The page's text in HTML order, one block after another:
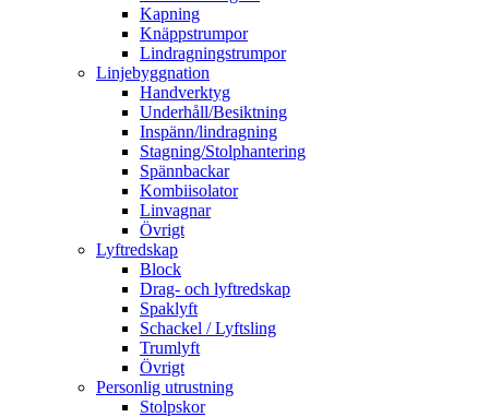
Kapning
Knäppstrumpor
Lindragningstrumpor
Linjebyggnation
Handverktyg
Underhåll/Besiktning
Inspänn/lindragning
Stagning/Stolphantering
Spännbackar
Kombiisolator
Linvagnar
Övrigt
Lyftredskap
Block
Drag- och lyftredskap
Spaklyft
Schackel / Lyftsling
Trumlyft
Övrigt
Personlig utrustning
Stolpskor